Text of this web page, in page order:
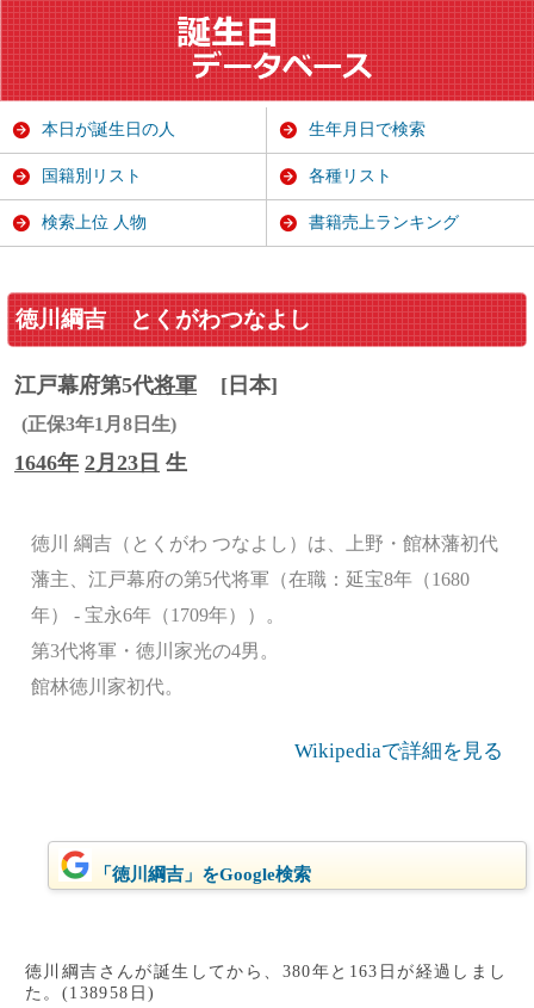
徳川綱吉 とくがわつなよし
江戸幕府第5代将軍 [日本]
(正保3年1月8日生)
1646年 2月23日 生
徳川 綱吉（とくがわ つなよし）は、上野・館林藩初代
藩主、江戸幕府の第5代将軍（在職：延宝8年（1680
年） - 宝永6年（1709年））。
第3代将軍・徳川家光の4男。
館林徳川家初代。
Wikipediaで詳細を見る
「徳川綱吉」をGoogle検索
徳川綱吉さんが誕生してから、380年と163日が経過しまし
た。(138958日)
本日が誕生日の人 生年月日で検索
国籍別リスト 各種リスト
検索上位 人物 書籍売上ランキング